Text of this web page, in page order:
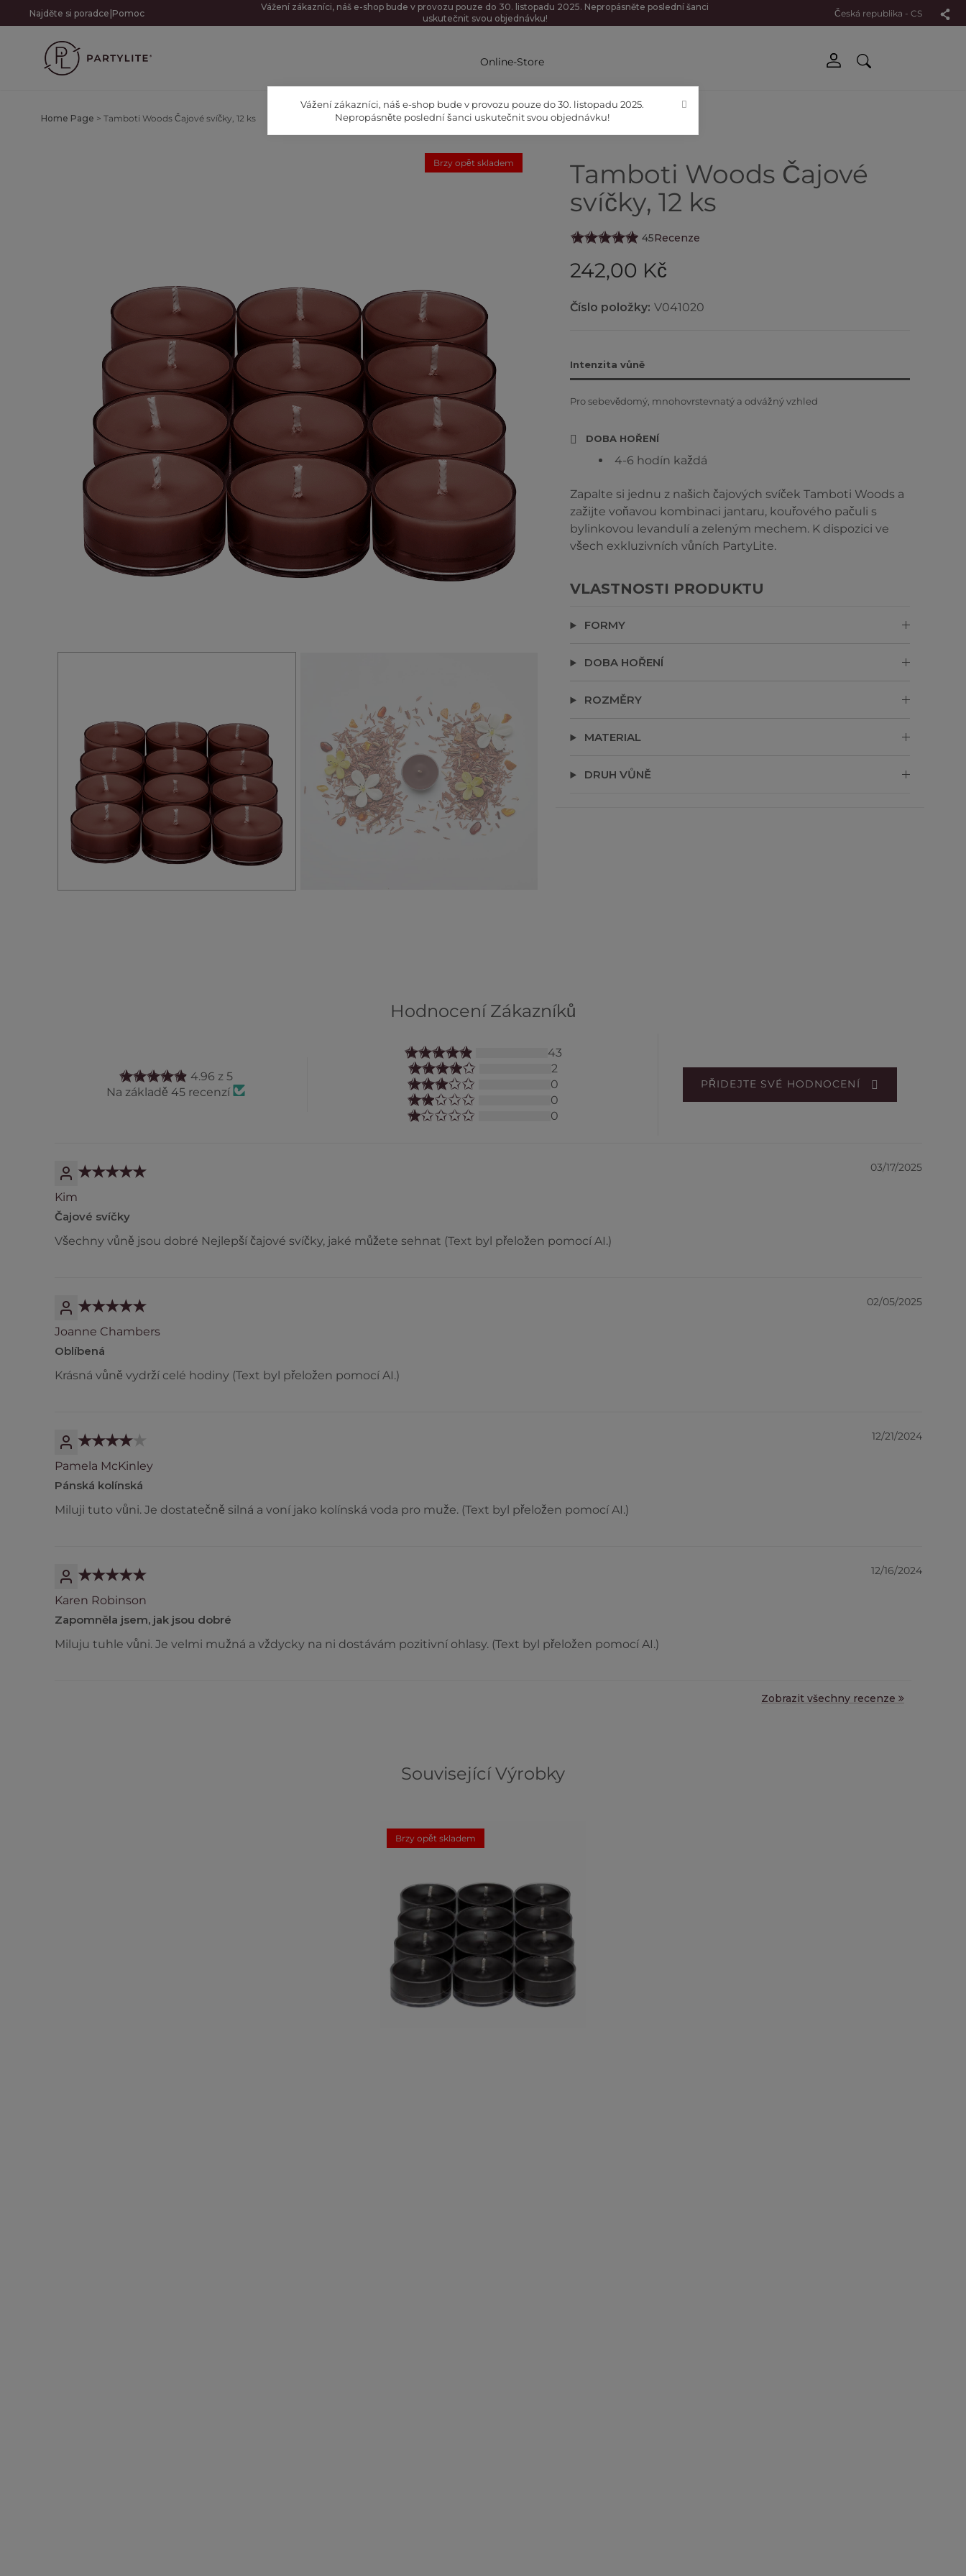
Najděte si poradce |Pomoc
Vážení zákazníci, náš e-shop bude v provozu pouze do 30. listopadu 2025. Nepropásněte poslední šanci
uskutečnit svou objednávku!
Česká republika - CS
Online-Store
Home Page > Tamboti Woods Čajové svíčky, 12 ks
Brzy opět skladem
Tamboti Woods Čajové
svíčky, 12 ks
45Recenze
242,00 Kč
Číslo položky: V041020
Intenzita vůně
Pro sebevědomý, mnohovrstevnatý a odvážný vzhled
DOBA HOŘENÍ
4-6 hodín každá
Zapalte si jednu z našich čajových svíček Tamboti Woods a
zažijte voňavou kombinaci jantaru, kouřového pačuli s
bylinkovou levandulí a zeleným mechem. K dispozici ve
všech exkluzivních vůních PartyLite.
VLASTNOSTI PRODUKTU
FORMY
DOBA HOŘENÍ
ROZMĚRY
MATERIAL
DRUH VŮNĚ
Hodnocení Zákazníků
4.96 z 5
Na základě 45 recenzí
43
2
0
0
0
PŘIDEJTE SVÉ HODNOCENÍ
03/17/2025
Kim
Čajové svíčky
Všechny vůně jsou dobré Nejlepší čajové svíčky, jaké můžete sehnat (Text byl přeložen pomocí AI.)
02/05/2025
Joanne Chambers
Oblíbená
Krásná vůně vydrží celé hodiny (Text byl přeložen pomocí AI.)
12/21/2024
Pamela McKinley
Pánská kolínská
Miluji tuto vůni. Je dostatečně silná a voní jako kolínská voda pro muže. (Text byl přeložen pomocí AI.)
12/16/2024
Karen Robinson
Zapomněla jsem, jak jsou dobré
Miluju tuhle vůni. Je velmi mužná a vždycky na ni dostávám pozitivní ohlasy. (Text byl přeložen pomocí AI.)
Zobrazit všechny recenze
Související Výrobky
Brzy opět skladem
Vážení zákazníci, náš e-shop bude v provozu pouze do 30. listopadu 2025.
Nepropásněte poslední šanci uskutečnit svou objednávku!